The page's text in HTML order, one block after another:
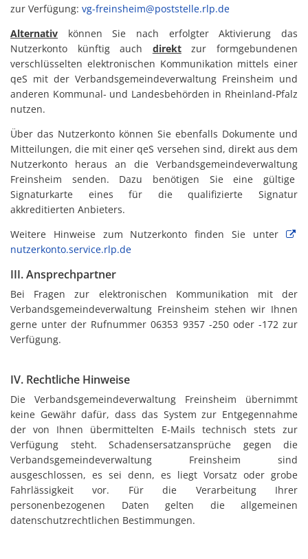
zur Verfügung: vg-freinsheim@poststelle.rlp.de
Alternativ können Sie nach erfolgter Aktivierung das
Nutzerkonto künftig auch
direktzur formgebundenen
verschlüsselten elektronischen Kommunikation mittels einer
qeS mit der Verbandsgemeindeverwaltung Freinsheim und
anderen Kommunal- und Landesbehörden in Rheinland-Pfalz
nutzen.
Über das Nutzerkonto können Sie ebenfalls Dokumente und
Mitteilungen, die mit einer qeS versehen sind, direkt aus dem
Nutzerkonto heraus an die Verbandsgemeindeverwaltung
Freinsheim senden. Dazu benötigen Sie eine gültige
Signaturkarte eines für die qualifizierte Signatur
akkreditierten Anbieters.
Weitere Hinweise zum Nutzerkonto finden Sie unter
nutzerkonto.service.rlp.de
III. Ansprechpartner
Bei Fragen zur elektronischen Kommunikation mit der
Verbandsgemeindeverwaltung Freinsheim stehen wir Ihnen
gerne unter der Rufnummer 06353 9357 -250 oder -172 zur
Verfügung.
IV. Rechtliche Hinweise
Die Verbandsgemeindeverwaltung Freinsheim übernimmt
keine Gewähr dafür, dass das System zur Entgegennahme
der von Ihnen übermittelten E-Mails technisch stets zur
Verfügung steht. Schadensersatzansprüche gegen die
Verbandsgemeindeverwaltung Freinsheim sind
ausgeschlossen, es sei denn, es liegt Vorsatz oder grobe
Fahrlässigkeit vor. Für die Verarbeitung Ihrer
personenbezogenen Daten gelten die allgemeinen
datenschutzrechtlichen Bestimmungen.